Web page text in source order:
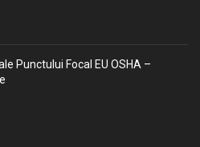
Punctului Focal EU OSHA –